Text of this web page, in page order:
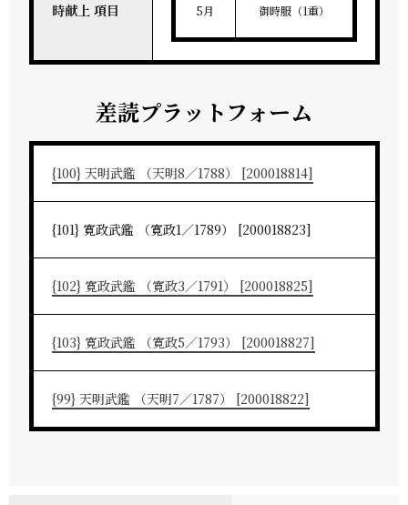
時献上 項目 5月 御時服（1重）
差読プラットフォーム
{100} 天明武鑑 （天明8／1788） [200018814]
{101} 寛政武鑑 （寛政1／1789） [200018823]
{102} 寛政武鑑 （寛政3／1791） [200018825]
{103} 寛政武鑑 （寛政5／1793） [200018827]
{99} 天明武鑑 （天明7／1787） [200018822]